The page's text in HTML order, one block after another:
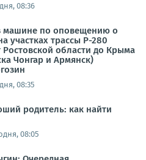
08:36
машине по оповещению о
участках трассы Р-280
области до Крыма
Чонгар и Армянск)
08:35
родитель: как найти
08:05